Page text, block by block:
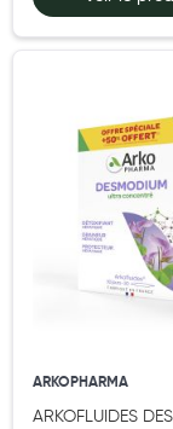
Douleurs
Anti acariens, anti
Vétérinaire
Incontinence
Lunettes
ARKOPHARMA
ARKOFLUIDES
Ajouter